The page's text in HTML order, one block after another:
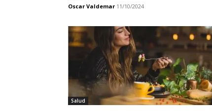
Oscar Valdemar 11/10/2024
Salud